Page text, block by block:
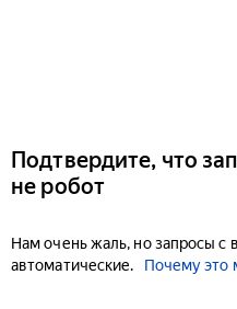
Подтвердите, что
не робот
Нам очень жаль, но запросы с
автоматические.
Почему это